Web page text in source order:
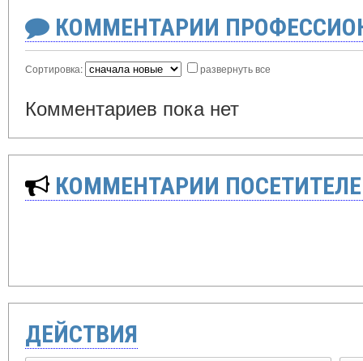
КОММЕНТАРИИ
Сортировка: развернуть все
Комментариев пока нет
КОММЕНТАРИИ
ДЕЙСТВИЯ